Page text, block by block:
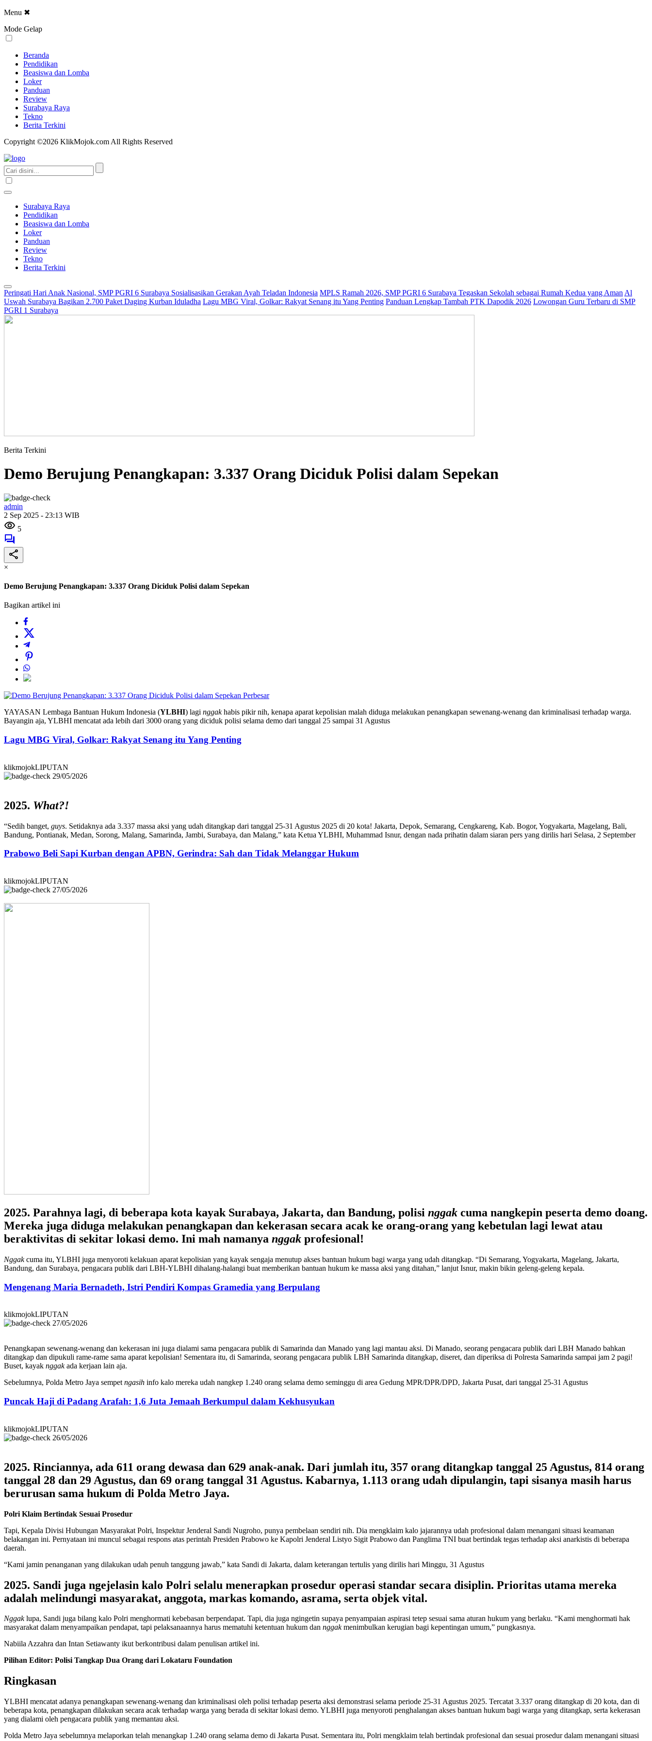
Menu ✖
Mode Gelap
Beranda
Pendidikan
Beasiswa dan Lomba
Loker
Panduan
Review
Surabaya Raya
Tekno
Berita Terkini
Copyright ©2026 KlikMojok.com All Rights Reserved
Surabaya Raya
Pendidikan
Beasiswa dan Lomba
Loker
Panduan
Review
Tekno
Berita Terkini
Peringati Hari Anak Nasional, SMP PGRI 6 Surabaya Sosialisasikan Gerakan Ayah Teladan Indonesia MPLS Ramah 2026, SMP PGRI 6 Surabaya Tegaskan Sekolah sebagai Rumah Kedua yang Aman Al
Uswah Surabaya Bagikan 2.700 Paket Daging Kurban Iduladha Lagu MBG Viral, Golkar: Rakyat Senang itu Yang Penting Panduan Lengkap Tambah PTK Dapodik 2026 Lowongan Guru Terbaru di SMP
PGRI 1 Surabaya
Berita Terkini
Demo Berujung Penangkapan: 3.337 Orang Diciduk Polisi dalam Sepekan
admin
2 Sep 2025 - 23:13 WIB
5
×
Demo Berujung Penangkapan: 3.337 Orang Diciduk Polisi dalam Sepekan
Bagikan artikel ini
Perbesar
YAYASAN Lembaga Bantuan Hukum Indonesia (YLBHI) lagi nggakhabis pikir nih, kenapa aparat kepolisian malah diduga melakukan penangkapan sewenang-wenang dan kriminalisasi terhadap warga.
Bayangin aja, YLBHI mencatat ada lebih dari 3000 orang yang diciduk polisi selama demo dari tanggal 25 sampai 31 Agustus
Lagu MBG Viral, Golkar: Rakyat Senang itu Yang Penting
klikmojokLIPUTAN
29/05/2026
2025. What?!
“Sedih banget, guys. Setidaknya ada 3.337 massa aksi yang udah ditangkap dari tanggal 25-31 Agustus 2025 di 20 kota! Jakarta, Depok, Semarang, Cengkareng, Kab. Bogor, Yogyakarta, Magelang, Bali,
Bandung, Pontianak, Medan, Sorong, Malang, Samarinda, Jambi, Surabaya, dan Malang,” kata Ketua YLBHI, Muhammad Isnur, dengan nada prihatin dalam siaran pers yang dirilis hari Selasa, 2 September
Prabowo Beli Sapi Kurban dengan APBN, Gerindra: Sah dan Tidak Melanggar Hukum
klikmojokLIPUTAN
27/05/2026
2025. Parahnya lagi, di beberapa kota kayak Surabaya, Jakarta, dan Bandung, polisi nggak cuma nangkepin peserta demo doang.
Mereka juga diduga melakukan penangkapan dan kekerasan secara acak ke orang-orang yang kebetulan lagi lewat atau
beraktivitas di sekitar lokasi demo. Ini mah namanya nggak profesional!
Nggakcuma itu, YLBHI juga menyoroti kelakuan aparat kepolisian yang kayak sengaja menutup akses bantuan hukum bagi warga yang udah ditangkap. “Di Semarang, Yogyakarta, Magelang, Jakarta,
Bandung, dan Surabaya, pengacara publik dari LBH-YLBHI dihalang-halangi buat memberikan bantuan hukum ke massa aksi yang ditahan,” lanjut Isnur, makin bikin geleng-geleng kepala.
Mengenang Maria Bernadeth, Istri Pendiri Kompas Gramedia yang Berpulang
klikmojokLIPUTAN
27/05/2026
Penangkapan sewenang-wenang dan kekerasan ini juga dialami sama pengacara publik di Samarinda dan Manado yang lagi mantau aksi. Di Manado, seorang pengacara publik dari LBH Manado bahkan
ditangkap dan dipukuli rame-rame sama aparat kepolisian! Sementara itu, di Samarinda, seorang pengacara publik LBH Samarinda ditangkap, diseret, dan diperiksa di Polresta Samarinda sampai jam 2 pagi!
Buset, kayak nggakada kerjaan lain aja.
Sebelumnya, Polda Metro Jaya sempet ngasih info kalo mereka udah nangkep 1.240 orang selama demo seminggu di area Gedung MPR/DPR/DPD, Jakarta Pusat, dari tanggal 25-31 Agustus
Puncak Haji di Padang Arafah: 1,6 Juta Jemaah Berkumpul dalam Kekhusyukan
klikmojokLIPUTAN
26/05/2026
2025. Rinciannya, ada 611 orang dewasa dan 629 anak-anak. Dari jumlah itu, 357 orang ditangkap tanggal 25 Agustus, 814 orang
tanggal 28 dan 29 Agustus, dan 69 orang tanggal 31 Agustus. Kabarnya, 1.113 orang udah dipulangin, tapi sisanya masih harus
berurusan sama hukum di Polda Metro Jaya.
Polri Klaim Bertindak Sesuai Prosedur
Tapi, Kepala Divisi Hubungan Masyarakat Polri, Inspektur Jenderal Sandi Nugroho, punya pembelaan sendiri nih. Dia mengklaim kalo jajarannya udah profesional dalam menangani situasi keamanan
belakangan ini. Pernyataan ini muncul sebagai respons atas perintah Presiden Prabowo ke Kapolri Jenderal Listyo Sigit Prabowo dan Panglima TNI buat bertindak tegas terhadap aksi anarkistis di beberapa
daerah.
“Kami jamin penanganan yang dilakukan udah penuh tanggung jawab,” kata Sandi di Jakarta, dalam keterangan tertulis yang dirilis hari Minggu, 31 Agustus
2025. Sandi juga ngejelasin kalo Polri selalu menerapkan prosedur operasi standar secara disiplin. Prioritas utama mereka
adalah melindungi masyarakat, anggota, markas komando, asrama, serta objek vital.
Nggaklupa, Sandi juga bilang kalo Polri menghormati kebebasan berpendapat. Tapi, dia juga ngingetin supaya penyampaian aspirasi tetep sesuai sama aturan hukum yang berlaku. “Kami menghormati hak
masyarakat dalam menyampaikan pendapat, tapi pelaksanaannya harus mematuhi ketentuan hukum dan nggakmenimbulkan kerugian bagi kepentingan umum,” pungkasnya.
Nabiila Azzahra dan Intan Setiawanty ikut berkontribusi dalam penulisan artikel ini.
Pilihan Editor: Polisi Tangkap Dua Orang dari Lokataru Foundation
Ringkasan
YLBHI mencatat adanya penangkapan sewenang-wenang dan kriminalisasi oleh polisi terhadap peserta aksi demonstrasi selama periode 25-31 Agustus 2025. Tercatat 3.337 orang ditangkap di 20 kota, dan di
beberapa kota, penangkapan dilakukan secara acak terhadap warga yang berada di sekitar lokasi demo. YLBHI juga menyoroti penghalangan akses bantuan hukum bagi warga yang ditangkap, serta kekerasan
yang dialami oleh pengacara publik yang memantau aksi.
Polda Metro Jaya sebelumnya melaporkan telah menangkap 1.240 orang selama demo di Jakarta Pusat. Sementara itu, Polri mengklaim telah bertindak profesional dan sesuai prosedur dalam menangani situasi